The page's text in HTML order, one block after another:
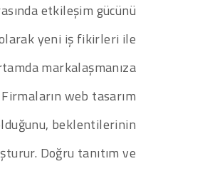
etkileşim gücünü
yeni iş fikirleri ile
markalaşmanıza
web tasarım
beklentilerinin
Doğru tanıtım ve